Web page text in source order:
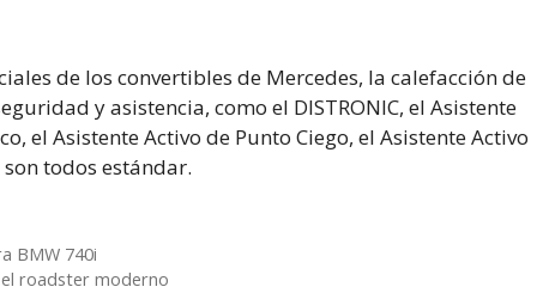
de los convertibles de Mercedes, la calefacción de
y asistencia, como el DISTRONIC, el Asistente
el Asistente Activo de Punto Ciego, el Asistente Activo
todos estándar.
BMW 740i
el roadster moderno